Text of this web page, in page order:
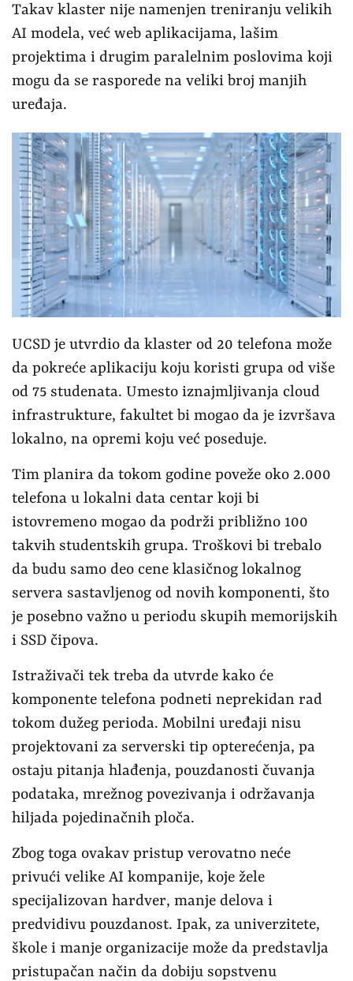
Takav klaster nije namenjen treniranju velikih
AI modela, već web aplikacijama, lašim
projektima i drugim paralelnim poslovima koji
mogu da se rasporede na veliki broj manjih
uređaja.
UCSD je utvrdio da klaster od 20 telefona može
da pokreće aplikaciju koju koristi grupa od više
od 75 studenata. Umesto iznajmljivanja cloud
infrastrukture, fakultet bi mogao da je izvršava
lokalno, na opremi koju već poseduje.
Tim planira da tokom godine poveže oko 2.000
telefona u lokalni data centar koji bi
istovremeno mogao da podrži približno 100
takvih studentskih grupa. Troškovi bi trebalo
da budu samo deo cene klasičnog lokalnog
servera sastavljenog od novih komponenti, što
je posebno važno u periodu skupih memorijskih
i SSD čipova.
Istraživači tek treba da utvrde kako će
komponente telefona podneti neprekidan rad
tokom dužeg perioda. Mobilni uređaji nisu
projektovani za serverski tip opterećenja, pa
ostaju pitanja hlađenja, pouzdanosti čuvanja
podataka, mrežnog povezivanja i održavanja
hiljada pojedinačnih ploča.
Zbog toga ovakav pristup verovatno neće
privući velike AI kompanije, koje žele
specijalizovan hardver, manje delova i
predvidivu pouzdanost. Ipak, za univerzitete,
škole i manje organizacije može da predstavlja
pristupačan način da dobiju sopstvenu